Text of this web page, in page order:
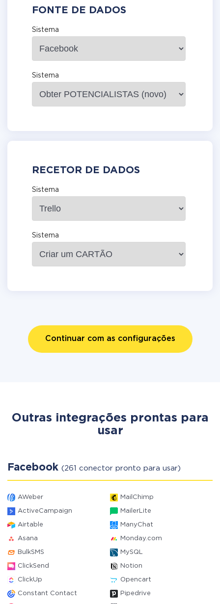
FONTE DE DADOS
Sistema
Sistema
RECETOR DE DADOS
Sistema
Sistema
Continuar com as configurações
Outras integrações prontas para
usar
Facebook (261 conector pronto para usar)
AWeber MailChimp
ActiveCampaign MailerLite
Airtable ManyChat
Asana Monday.com
BulkSMS MySQL
ClickSend Notion
ClickUp Opencart
Constant Contact Pipedrive